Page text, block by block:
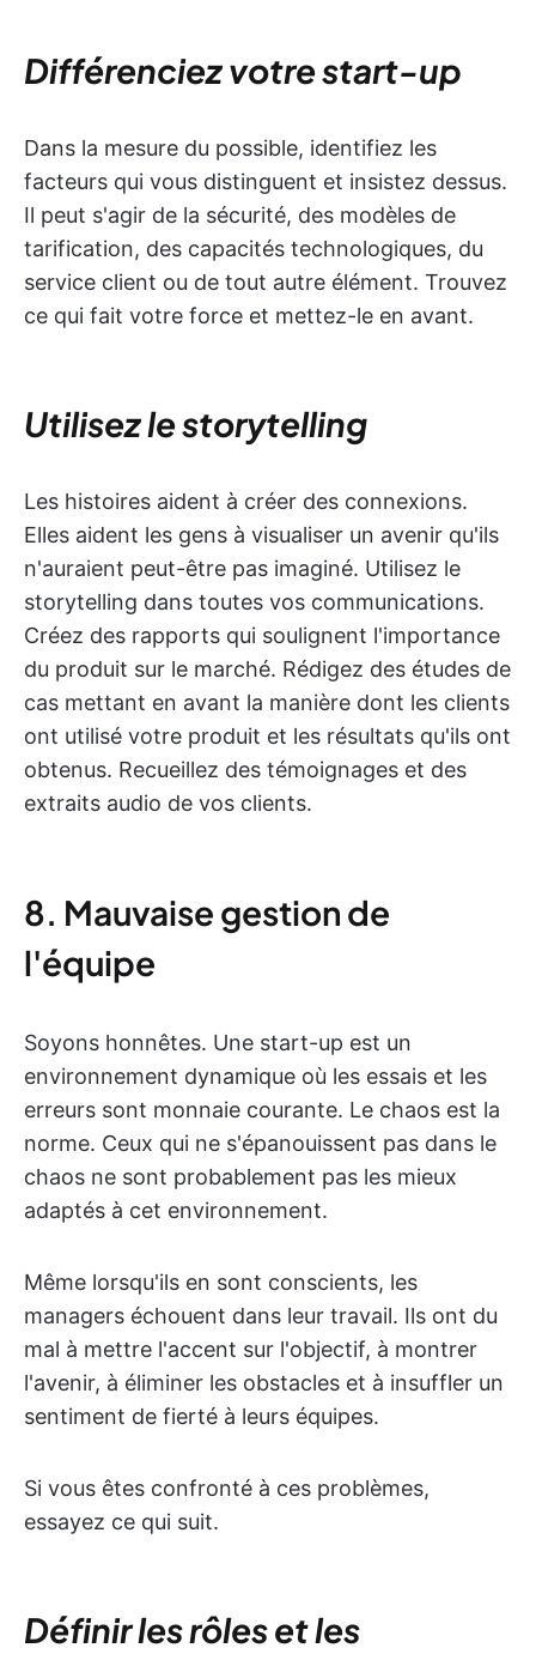
Différenciez votre start-up
Dans la mesure du possible, identifiez les
facteurs qui vous distinguent et insistez dessus.
Il peut s'agir de la sécurité, des modèles de
tarification, des capacités technologiques, du
service client ou de tout autre élément. Trouvez
ce qui fait votre force et mettez-le en avant.
Utilisez le storytelling
Les histoires aident à créer des connexions.
Elles aident les gens à visualiser un avenir qu'ils
n'auraient peut-être pas imaginé. Utilisez le
storytelling dans toutes vos communications.
Créez des rapports qui soulignent l'importance
du produit sur le marché. Rédigez des études de
cas mettant en avant la manière dont les clients
ont utilisé votre produit et les résultats qu'ils ont
obtenus. Recueillez des témoignages et des
extraits audio de vos clients.
8. Mauvaise gestion de
l'équipe
Soyons honnêtes. Une start-up est un
environnement dynamique où les essais et les
erreurs sont monnaie courante. Le chaos est la
norme. Ceux qui ne s'épanouissent pas dans le
chaos ne sont probablement pas les mieux
adaptés à cet environnement.
Même lorsqu'ils en sont conscients, les
managers échouent dans leur travail. Ils ont du
mal à mettre l'accent sur l'objectif, à montrer
l'avenir, à éliminer les obstacles et à insuffler un
sentiment de fierté à leurs équipes.
Si vous êtes confronté à ces problèmes,
essayez ce qui suit.
Définir les rôles et les